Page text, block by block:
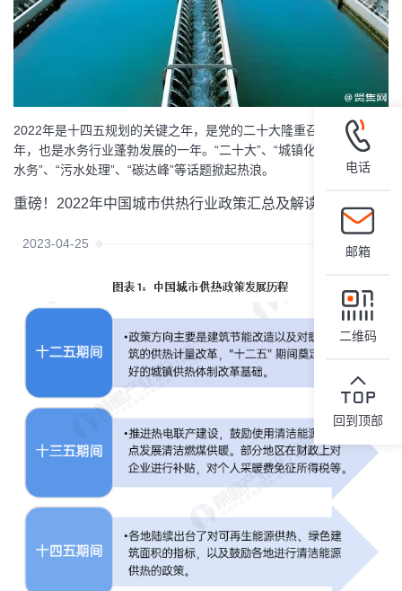
2022年是十四五规划的关键之年，是党的二十大隆重召开的喜庆之
年，也是水务行业蓬勃发展的一年。“二十大”、“城镇化建设”、“智慧
水务”、“污水处理”、“碳达峰”等话题掀起热浪。
重磅！2022年中国城市供热行业政策汇总及解读（全）推进清洁供热是政策重点导向
2023-04-25
电话
邮箱
二维码
回到顶部